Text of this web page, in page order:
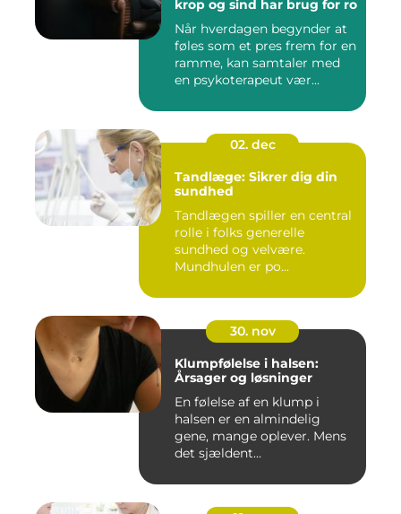
krop og sind har brug for ro
Når hverdagen begynder at
føles som et pres frem for en
ramme, kan samtaler med
en psykoterapeut vær...
02. dec
Tandlæge: Sikrer dig din
sundhed
Tandlægen spiller en central
rolle i folks generelle
sundhed og velvære.
Mundhulen er po...
30. nov
Klumpfølelse i halsen:
Årsager og løsninger
En følelse af en klump i
halsen er en almindelig
gene, mange oplever. Mens
det sjældent...